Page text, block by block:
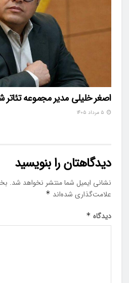
اصغر خلیلی مدیر مجموعه تئاتر
دیدگاهتان را بنویسید
نشانی ایمیل شما منتشر نخواهد شد.
علامت‌گذاری شده‌اند *
دیدگاه *